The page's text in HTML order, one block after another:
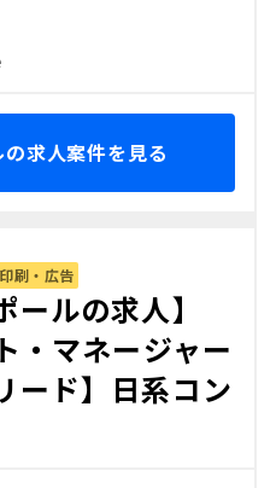
求人案件を見る
刷・広告
ールの求人】
・マネージャー
ード】日系コン